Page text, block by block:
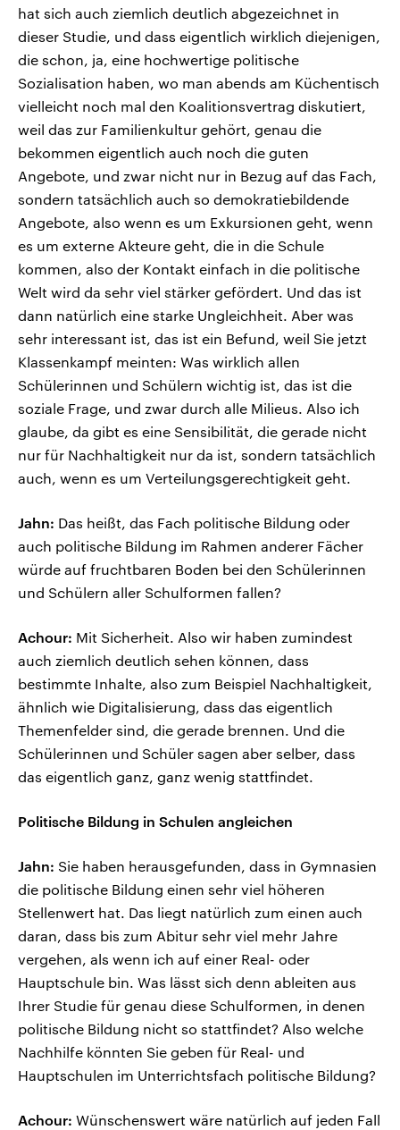
hat sich auch ziemlich deutlich abgezeichnet in
dieser Studie, und dass eigentlich wirklich diejenigen,
die schon, ja, eine hochwertige politische
Sozialisation haben, wo man abends am Küchentisch
vielleicht noch mal den Koalitionsvertrag diskutiert,
weil das zur Familienkultur gehört, genau die
bekommen eigentlich auch noch die guten
Angebote, und zwar nicht nur in Bezug auf das Fach,
sondern tatsächlich auch so demokratiebildende
Angebote, also wenn es um Exkursionen geht, wenn
es um externe Akteure geht, die in die Schule
kommen, also der Kontakt einfach in die politische
Welt wird da sehr viel stärker gefördert. Und das ist
dann natürlich eine starke Ungleichheit. Aber was
sehr interessant ist, das ist ein Befund, weil Sie jetzt
Klassenkampf meinten: Was wirklich allen
Schülerinnen und Schülern wichtig ist, das ist die
soziale Frage, und zwar durch alle Milieus. Also ich
glaube, da gibt es eine Sensibilität, die gerade nicht
nur für Nachhaltigkeit nur da ist, sondern tatsächlich
auch, wenn es um Verteilungsgerechtigkeit geht.
Jahn: Das heißt, das Fach politische Bildung oder
auch politische Bildung im Rahmen anderer Fächer
würde auf fruchtbaren Boden bei den Schülerinnen
und Schülern aller Schulformen fallen?
Achour: Mit Sicherheit. Also wir haben zumindest
auch ziemlich deutlich sehen können, dass
bestimmte Inhalte, also zum Beispiel Nachhaltigkeit,
ähnlich wie Digitalisierung, dass das eigentlich
Themenfelder sind, die gerade brennen. Und die
Schülerinnen und Schüler sagen aber selber, dass
das eigentlich ganz, ganz wenig stattfindet.
Politische Bildung in Schulen angleichen
Jahn: Sie haben herausgefunden, dass in Gymnasien
die politische Bildung einen sehr viel höheren
Stellenwert hat. Das liegt natürlich zum einen auch
daran, dass bis zum Abitur sehr viel mehr Jahre
vergehen, als wenn ich auf einer Real- oder
Hauptschule bin. Was lässt sich denn ableiten aus
Ihrer Studie für genau diese Schulformen, in denen
politische Bildung nicht so stattfindet? Also welche
Nachhilfe könnten Sie geben für Real- und
Hauptschulen im Unterrichtsfach politische Bildung?
Achour: Wünschenswert wäre natürlich auf jeden Fall